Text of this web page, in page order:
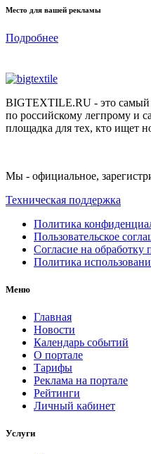
Место для вашей рекламы
Подробнее
BIGTEXTILE.RU - это
по российскому легпрому и
площадка для тех, кто ищет
Мы - официальное,
Техническая поддержка
Политика
Пользовательское
Согласие на
Политика
Меню
Главная
Новости
Календарь событий
О портале
Тарифы
Реклама на портале
Рейтинги
Личный кабинет
Услуги